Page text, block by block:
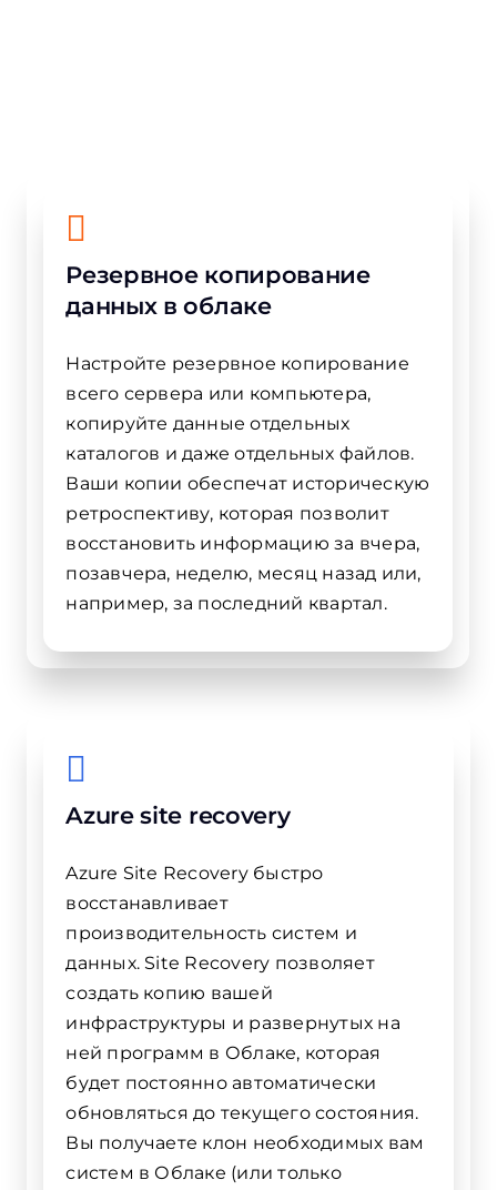
Резервное копирование
данных в облаке
Настройте резервное копирование
всего сервера или компьютера,
копируйте данные отдельных
каталогов и даже отдельных файлов.
Ваши копии обеспечат историческую
ретроспективу, которая позволит
восстановить информацию за вчера,
позавчера, неделю, месяц назад или,
например, за последний квартал.
Azure site recovery
Azure Site Recovery быстро
восстанавливает
производительность систем и
данных. Site Recovery позволяет
создать копию вашей
инфраструктуры и развернутых на
ней программ в Облаке, которая
будет постоянно автоматически
обновляться до текущего состояния.
Вы получаете клон необходимых вам
систем в Облаке (или только